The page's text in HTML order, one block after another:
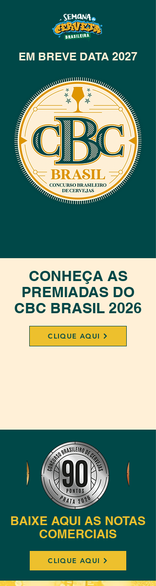
EM BREVE DATA 2027
CONHEÇA AS
PREMIADAS DO
CBC BRASIL 2026
CLIQUE AQUI
BAIXE AQUI AS NOTAS
COMERCIAIS
CLIQUE AQUI